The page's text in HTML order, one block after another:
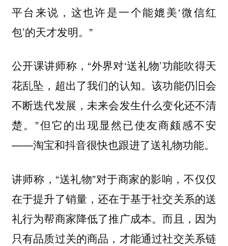
平台来说，这也许是一个能媲美‘微信红
包’的天才发明。”
公开课讲师称，“外界对‘送礼物’功能吹得天
花乱坠，超出了我们的认知。该功能仍旧会
不断迭代发展，未来会发生什么变化还不清
楚。”但它的出现显然已使友商颇感不安
——淘宝和抖音很快也跟进了送礼物功能。
讲师称，“送礼物”对于商家的影响，不仅仅
在于提升了销量，还在于基于社交关系的送
礼行为帮商家降低了推广成本。而且，因为
只有品质过关的商品，才能通过社交关系链